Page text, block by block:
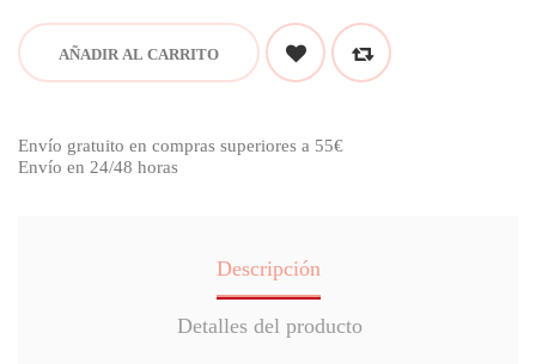
AÑADIR AL CARRITO
Envío gratuito en compras superiores a 55€
Envío en 24/48 horas
Descripción
Detalles del producto